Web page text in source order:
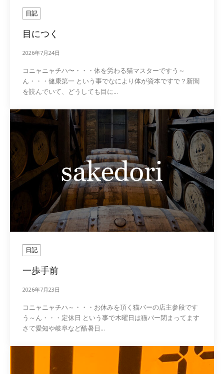
日記
目につく
2026年7月24日
コニャニャチハ〜・・・体を労わる猫マスターですう～
ん・・・健康第一 という事でなにより体が資本ですで？新聞
を読んでいて、どうしても目に...
日記
一歩手前
2026年7月23日
コニャニャチハ～・・・お休みを頂く猫バーの店主参段です
う～ん・・・定休日 という事で木曜日は猫バー閉まってます
さて愛知や岐阜など酷暑日...